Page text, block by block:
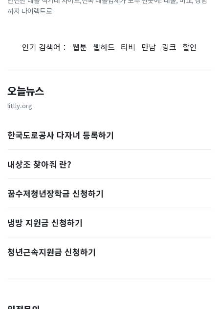
까지 다이렉트로
인기 검색어： 웹툰 웹하드 티비 만남 링크 할인
오늘뉴스
littly.org
한국도로공사 다자녀 등록하기
내상조 찾아줘 란?
꿈수저청년장학금 신청하기
냉방 지원금 신청하기
청년근속지원금 신청하기